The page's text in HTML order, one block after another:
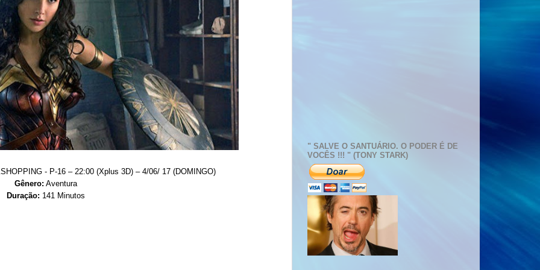
- P-16 – 22:00 (Xplus 3D) – 4/06/ 17 (DOMINGO)
Gênero: Aventura
Duração: 141 Minutos
" SALVE O SANTUÁRIO. O PODER É DE
VOCÊS !!! " (TONY STARK)